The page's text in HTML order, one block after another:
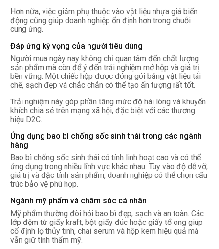
Hơn nữa, việc giảm phụ thuộc vào vật liệu nhựa giá biến
động cũng giúp doanh nghiệp ổn định hơn trong chuỗi
cung ứng.
Đáp ứng kỳ vọng của người tiêu dùng
Người mua ngày nay không chỉ quan tâm đến chất lượng
sản phẩm mà còn để ý đến trải nghiệm mở hộp và giá trị
bền vững. Một chiếc hộp được đóng gói bằng vật liệu tái
chế, sạch đẹp và chắc chắn có thể tạo ấn tượng rất tốt.
Trải nghiệm này góp phần tăng mức độ hài lòng và khuyến
khích chia sẻ trên mạng xã hội, đặc biệt với các thương
hiệu D2C.
Ứng dụng bao bì chống sốc sinh thái trong các ngành
hàng
Bao bì chống sốc sinh thái có tính linh hoạt cao và có thể
ứng dụng trong nhiều lĩnh vực khác nhau. Tùy vào độ dễ vỡ,
giá trị và đặc tính sản phẩm, doanh nghiệp có thể chọn cấu
trúc bảo vệ phù hợp.
Ngành mỹ phẩm và chăm sóc cá nhân
Mỹ phẩm thường đòi hỏi bao bì đẹp, sạch và an toàn. Các
lớp đệm từ giấy kraft, bột giấy đúc hoặc giấy tổ ong giúp
cố định lọ thủy tinh, chai serum và hộp kem hiệu quả mà
vẫn giữ tính thẩm mỹ.